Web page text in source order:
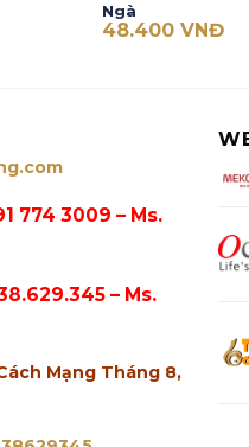
Ngà
48.400 VNĐ
774 3009 – Ms.
– Ms.
Mạng Tháng 8,